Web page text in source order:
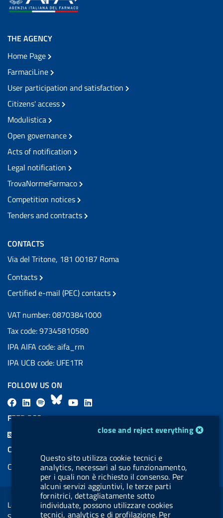
cookie management moduleclose and reject everything
Questo sito utilizza cookie tecnici e
analytics, necessari al suo funzionamento,
per i quali non è richiesto il consenso. Per
alcuni servizi aggiuntivi, le terze parti
fornitrici, dettagliatamente sotto
individuate, possono utilizzare cookies
tecnici, analytics e di profilazione. Per
THE AGENCY
Home Page
FarmaciLine
User participation and satisfaction
Citizens' access
Modulistica
Open governance
Acts of notification
Legal notification
TrovaNormeFarmaco
Competition notices
Tenders and contracts
CONTACTS
Via del Tritone, 181 00187 Roma
Contacts
Certified e-mail (PEC) contacts
VAT number: 08703841000
Tax code: 97345810580
IPA AIFA code: aifa_rm
IPA UCB code: UFE1TR
FOLLOW US ON
F
a
L
i
a
l
.
b
u
t
B
l
s
k
y
Y
o
u
b
e
i
e
d
i
n
FEED RSS
COOKIES
Cookie management
Sezione Link Utili
Legal notice